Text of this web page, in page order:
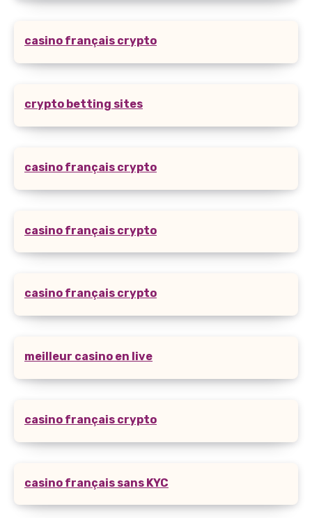
casino français crypto
crypto betting sites
casino français crypto
casino français crypto
casino français crypto
meilleur casino en live
casino français crypto
casino français sans KYC